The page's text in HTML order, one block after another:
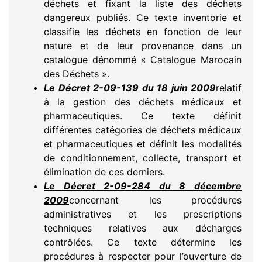
déchets et fixant la liste des déchets
dangereux publiés. Ce texte inventorie et
classifie les déchets en fonction de leur
nature et de leur provenance dans un
catalogue dénommé « Catalogue Marocain
des Déchets ».
Le Décret 2-09-139 du 18 juin 2009relatif
à la gestion des déchets médicaux et
pharmaceutiques. Ce texte définit
différentes catégories de déchets médicaux
et pharmaceutiques et définit les modalités
de conditionnement, collecte, transport et
élimination de ces derniers.
Le Décret 2-09-284 du 8 décembre
2009concernant les procédures
administratives et les prescriptions
techniques relatives aux décharges
contrôlées. Ce texte détermine les
procédures à respecter pour l’ouverture de